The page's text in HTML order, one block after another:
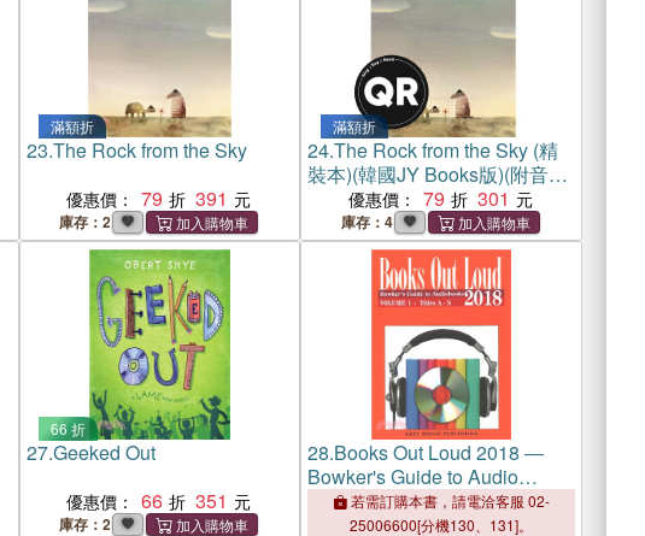
滿額折
23.The Rock from the Sky
優惠價： 79 391
庫存：2
滿額折
24.The Rock from the Sky (精
裝本)(韓國JY Books版)(附音檔
QRcode)
優惠價： 79 301
庫存：4
66 折
27.Geeked Out
優惠價： 66 351
庫存：2
28.Books Out Loud 2018 ―
Bowker's Guide to Audio
Books若需訂購本書，請電洽客服 02-
25006600[分機130、131]。